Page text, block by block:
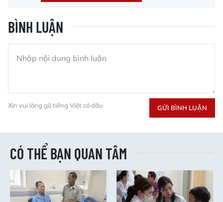
BÌNH LUẬN
Xin vui lòng gõ tiếng Việt có dấu GỬI BÌNH LUẬN
CÓ THỂ BẠN QUAN TÂM